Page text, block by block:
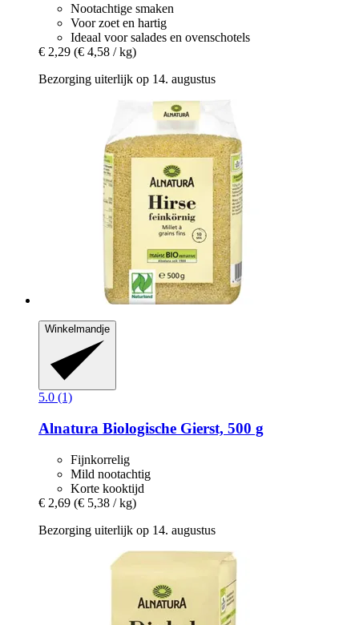
Nootachtige smaken
Voor zoet en hartig
Ideaal voor salades en ovenschotels
€ 2,29 (€ 4,58 / kg)
Bezorging uiterlijk op 14. augustus
Winkelmandje
5.0 (1)
Alnatura Biologische Gierst, 500 g
Fijnkorrelig
Mild nootachtig
Korte kooktijd
€ 2,69 (€ 5,38 / kg)
Bezorging uiterlijk op 14. augustus